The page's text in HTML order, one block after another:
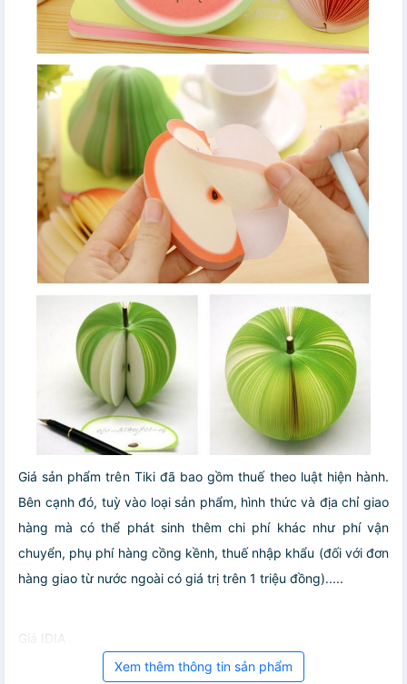
Giá sản phẩm trên Tiki đã bao gồm thuế theo luật hiện hành.
Bên cạnh đó, tuỳ vào loại sản phẩm, hình thức và địa chỉ giao
hàng mà có thể phát sinh thêm chi phí khác như phí vận
chuyển, phụ phí hàng cồng kềnh, thuế nhập khẩu (đối với đơn
hàng giao từ nước ngoài có giá trị trên 1 triệu đồng).....
Giá IDIA
Xem thêm thông tin sản phẩm